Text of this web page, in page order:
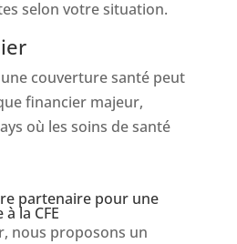
selon votre situation.
couverture santé peut
financier majeur,
où les soins de santé
partenaire pour une
la CFE
nous proposons un